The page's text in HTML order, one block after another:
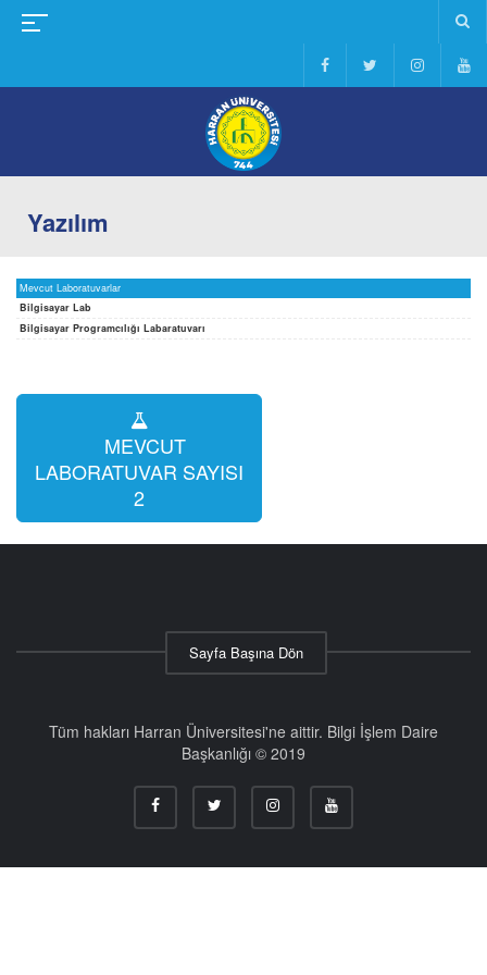
Yazılım
Mevcut Laboratuvarlar
Bilgisayar Lab
Bilgisayar Programcılığı Labaratuvarı
MEVCUT
LABORATUVAR SAYISI
2
Sayfa Başına Dön
Tüm hakları Harran Üniversitesi'ne aittir. Bilgi İşlem Daire
Başkanlığı © 2019